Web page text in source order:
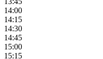
14:00
14:15
14:30
14:45
15:00
15:15